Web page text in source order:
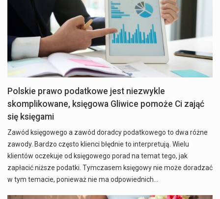
Polskie prawo podatkowe jest niezwykle
skomplikowane, księgowa Gliwice pomoże Ci zająć
się księgami
Zawód księgowego a zawód doradcy podatkowego to dwa różne
zawody. Bardzo często klienci błędnie to interpretują. Wielu
klientów oczekuje od księgowego porad na temat tego, jak
zapłacić niższe podatki. Tymczasem księgowy nie może doradzać
w tym temacie, ponieważ nie ma odpowiednich…